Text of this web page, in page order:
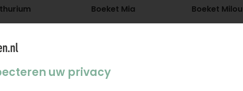
Boeket Mia Boeket Milou
uw privacy